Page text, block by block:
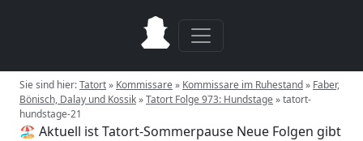
Sie sind hier:Tatort» Kommissare» Kommissare im Ruhestand» Faber,
Bönisch, Dalay und Kossik»Tatort Folge 973: Hundstage»tatort-
hundstage-21
🏖️ Aktuell ist Tatort-Sommerpause Neue Folgen gibt